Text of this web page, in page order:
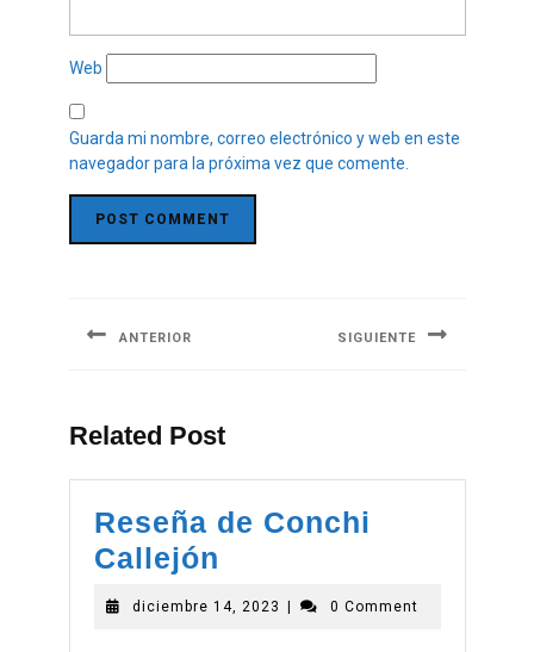
Web
Guarda mi nombre, correo electrónico y web en este
navegador para la próxima vez que comente.
ANTERIOR SIGUIENTE
Related Post
Reseña de Conchi
Callejón
diciembre 14, 2023 0 Comment